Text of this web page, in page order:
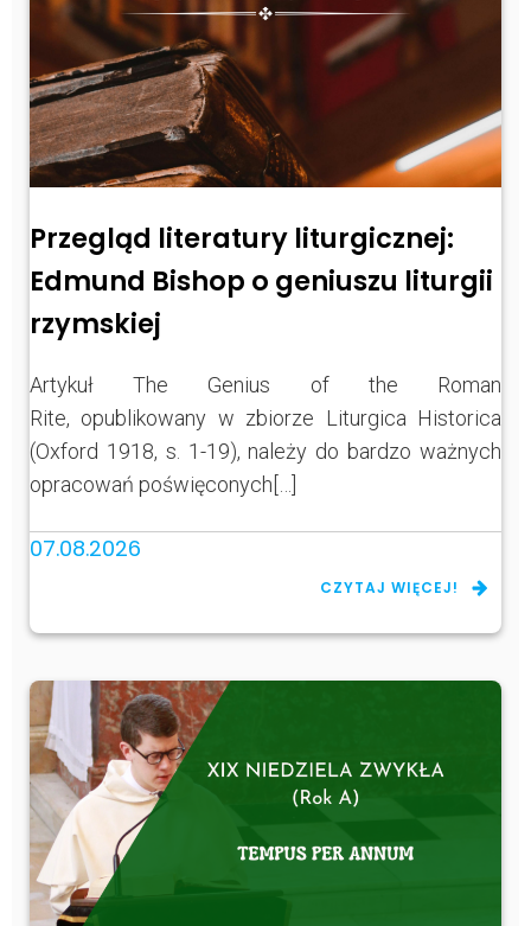
Przegląd literatury liturgicznej:
Edmund Bishop o geniuszu liturgii
rzymskiej
Artykuł The Genius of the Roman
Rite, opublikowany w zbiorze Liturgica Historica
(Oxford 1918, s. 1-19), należy do bardzo ważnych
opracowań poświęconych[…]
07.08.2026
CZYTAJ WIĘCEJ!